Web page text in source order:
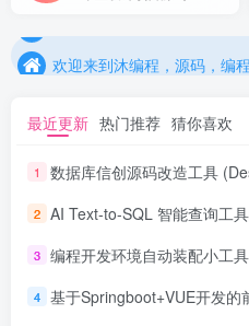
欢迎来到沐编程，源码，编
最近更新 热门推荐 猜你喜欢
1 数据库信创源码改造工具
2 AI Text-to-SQL 智能查询工
3 编程开发环境自动装配小工
4 基于Springboot+VUE开发的